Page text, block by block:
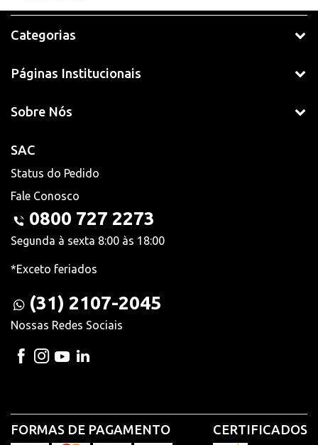
Categorias
Páginas Institucionais
Sobre Nós
SAC
Status do Pedido
Fale Conosco
0800 727 2273
Segunda à sexta 8:00 às 18:00
*Exceto feriados
(31) 2107-2045
Nossas Redes Sociais
FORMAS DE PAGAMENTO CERTIFICADOS